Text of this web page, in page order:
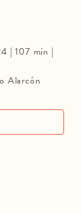
| 107 min |
Alarcón